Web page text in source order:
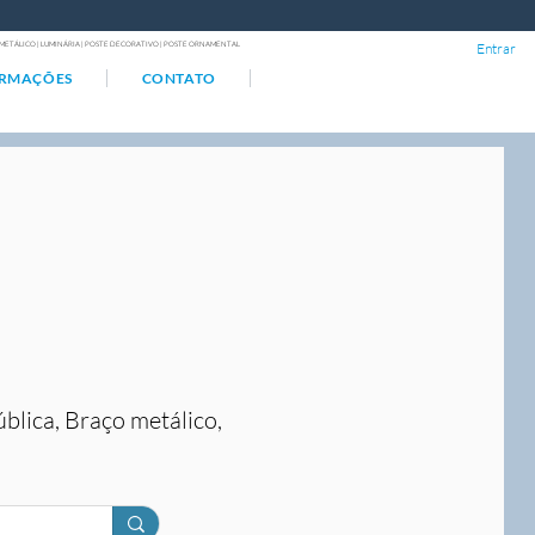
| LUMINÁRIA | POSTE DECORATIVO | POSTE ORNAMENTAL
CONTATO
Entrar
Braço metálico,